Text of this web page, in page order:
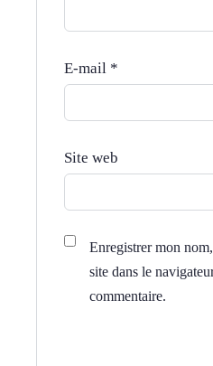
E-mail *
Site web
Enregistrer mon
site dans le
commentaire.